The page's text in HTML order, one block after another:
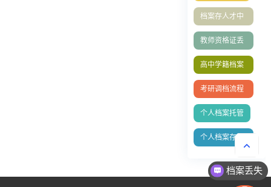
档案存人才中
心
教师资格证丢
失补办
高中学籍档案
补办
考研调档流程
全攻略
个人档案托管
个人档案存放
档案丢失